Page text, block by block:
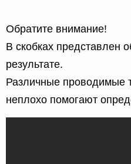
Обратите внимание!
В скобках представлен
результате.
Различные проводимые
неплохо помогают